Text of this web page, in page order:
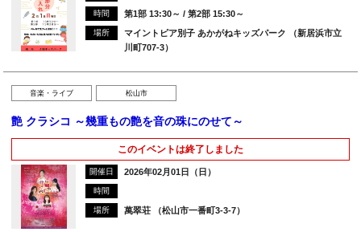
時間 第1部 13:30～ / 第2部 15:30～
場所
マイントピア別子 あかがねキッズパーク （新居浜市立
川町707-3）
音楽・ライブ 松山市
艶 クラシコ ～幾重もの艶を音の珠にのせて～
このイベントは終了しました
開催日 2026年02月01日（日）
時間
場所 萬翠荘 （松山市一番町3-3-7）